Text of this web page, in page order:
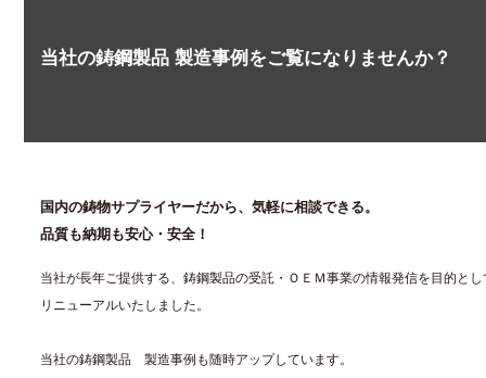
当社の鋳鋼製品 製造事例をご覧になりませんか？
国内の鋳物サプライヤーだから、気軽に相談できる。
品質も納期も安心・安全！
当社が長年ご提供する、鋳鋼製品の受託・ＯＥＭ事業の情報発信を目的と
リニューアルいたしました。
当社の鋳鋼製品 製造事例も随時アップしています。